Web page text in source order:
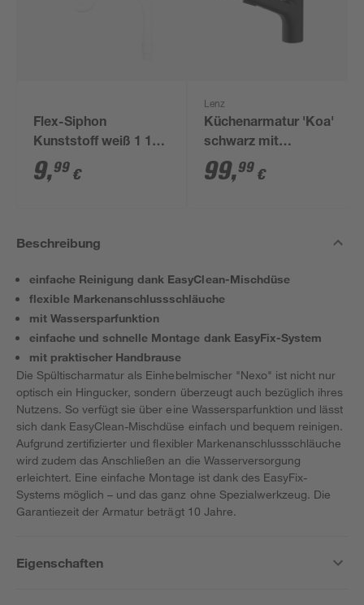
Flex-Siphon
Kunststoff weiß 1 1/2'
x 40/50 mm
9,99 €
Lenz
Küchenarmatur 'Koa'
schwarz mit
Handbrause
99,99 €
Beschreibung
einfache Reinigung dank EasyClean-Mischdüse
flexible Markenanschlussschläuche
mit Wassersparfunktion
einfache und schnelle Montage dank EasyFix-System
mit praktischer Handbrause
Die Spültischarmatur als Einhebelmischer "Nexo" ist nicht nur
optisch ein Hingucker, sondern überzeugt auch bezüglich ihres
Nutzens. So verfügt sie über eine Wassersparfunktion und lässt
sich dank EasyClean-Mischdüse einfach und bequem reinigen.
Aufgrund zertifizierter und flexibler Markenanschlussschläuche
wird zudem das Anschließen an die Wasserversorgung
erleichtert. Eine einfache Montage ist dank des EasyFix-
Systems möglich – und das ganz ohne Spezialwerkzeug. Die
Garantiezeit der Armatur beträgt 10 Jahre.
Eigenschaften